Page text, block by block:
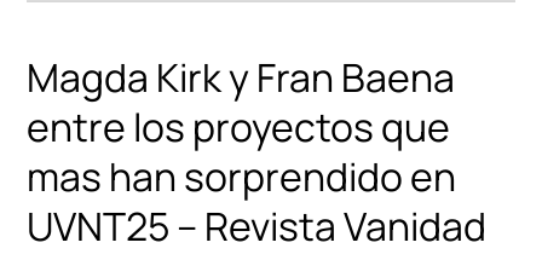
Magda Kirk y Fran Baena
entre los proyectos que
mas han sorprendido en
UVNT25 – Revista Vanidad